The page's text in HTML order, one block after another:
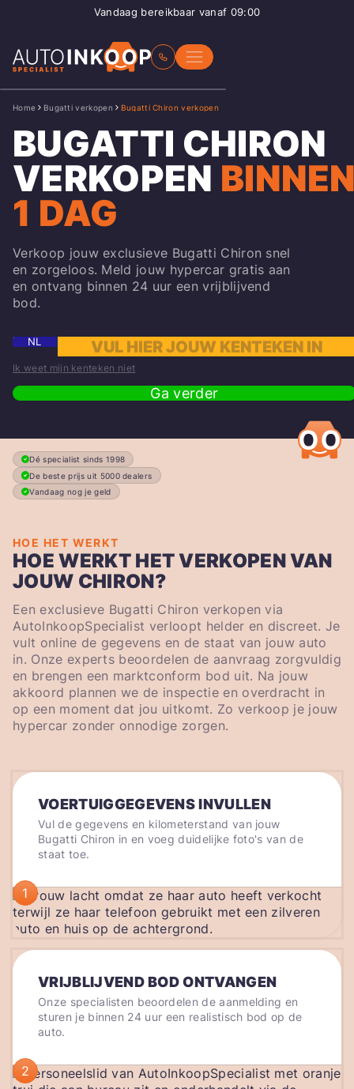
Vandaag bereikbaar vanaf 09:00
Home Bugatti verkopen Bugatti Chiron verkopen
BUGATTI CHIRON
VERKOPEN
1 DAG
Verkoop jouw exclusieve Bugatti Chiron snel
en zorgeloos. Meld jouw hypercar gratis aan
en ontvang binnen 24 uur een vrijblijvend
bod.
NL
Ik weet mijn kenteken niet
Ga verder
Dé specialist sinds 1998
De beste prijs uit 5000 dealers
Vandaag nog je geld
HOE HET WERKT
HOE WERKT HET VERKOPEN VAN
JOUW CHIRON?
Een exclusieve Bugatti Chiron verkopen via
AutoInkoopSpecialist verloopt helder en discreet. Je
vult online de gegevens en de staat van jouw auto
in. Onze experts beoordelen de aanvraag zorgvuldig
en brengen een marktconform bod uit. Na jouw
akkoord plannen we de inspectie en overdracht in
op een moment dat jou uitkomt. Zo verkoop je jouw
hypercar zonder onnodige zorgen.
VOERTUIGGEGEVENS INVULLEN
Vul de gegevens en kilometerstand van jouw
Bugatti Chiron in en voeg duidelijke foto's van de
staat toe.
1
VRIJBLIJVEND BOD ONTVANGEN
Onze specialisten beoordelen de aanmelding en
sturen je binnen 24 uur een realistisch bod op de
auto.
2